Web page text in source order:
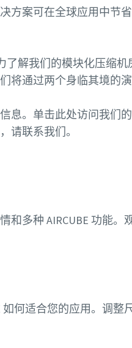
方案可在全球应用中节
了解我们的模块化压缩
将通过两个身临其境的
息。单击此处访问我们
请联系我们。
和多种 AIRCUBE 功能。
如何适合您的应用。调